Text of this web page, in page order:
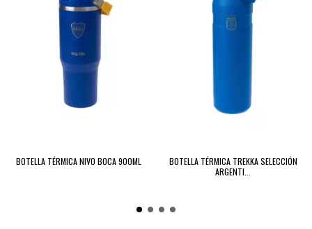
BOTELLA TÉRMICA NIVO BOCA 900ML
BOTELLA TÉRMICA TREKKA SELECCIÓN
ARGENTI...